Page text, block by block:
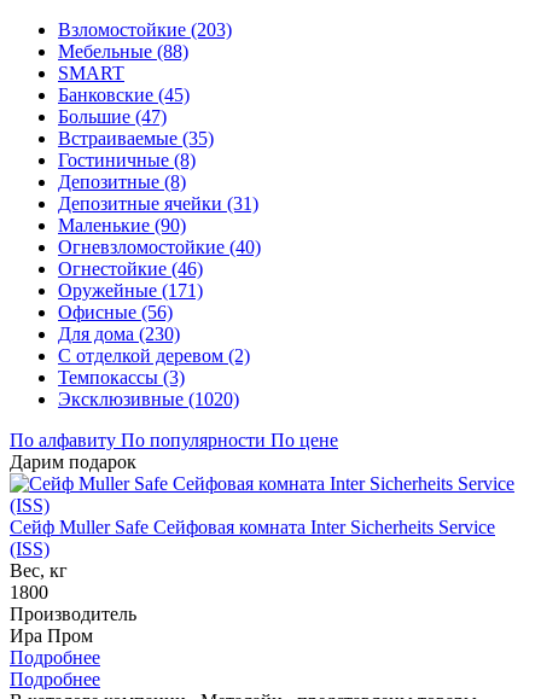
Взломостойкие (203)
Мебельные (88)
SMART
Банковские (45)
Большие (47)
Встраиваемые (35)
Гостиничные (8)
Депозитные (8)
Депозитные ячейки (31)
Маленькие (90)
Огневзломостойкие (40)
Огнестойкие (46)
Оружейные (171)
Офисные (56)
Для дома (230)
С отделкой деревом (2)
Темпокассы (3)
Эксклюзивные (1020)
По алфавиту По популярности По цене
Дарим подарок
Сейф Muller Safe Сейфовая комната Inter Sicherheits Service
(ISS)
Вес, кг
1800
Производитель
Ира Пром
Подробнее
Подробнее